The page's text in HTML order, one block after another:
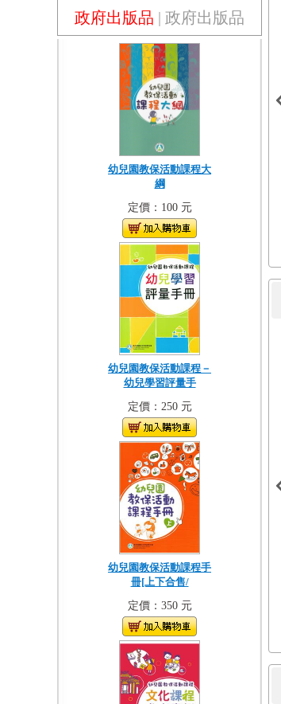
政府出版品 | 政府出版品
幼兒園教保活動課程大
綱
定價：100 元
幼兒園教保活動課程－
幼兒學習評量手
定價：250 元
幼兒園教保活動課程手
冊[上下合售/
定價：350 元